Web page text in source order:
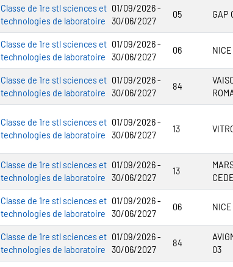
Classe de 1re stl sciences et
technologies de laboratoire
01/09/2026 -
30/06/2027
05 GAP
Classe de 1re stl sciences et
technologies de laboratoire
01/09/2026 -
30/06/2027
06 NICE
Classe de 1re stl sciences et
technologies de laboratoire
01/09/2026 -
30/06/2027
84
Classe de 1re stl sciences et
technologies de laboratoire
01/09/2026 -
30/06/2027
13
Classe de 1re stl sciences et
technologies de laboratoire
01/09/2026 -
30/06/2027
13
Classe de 1re stl sciences et
technologies de laboratoire
01/09/2026 -
30/06/2027
06 NICE
Classe de 1re stl sciences et
technologies de laboratoire
01/09/2026 -
30/06/2027
84
03